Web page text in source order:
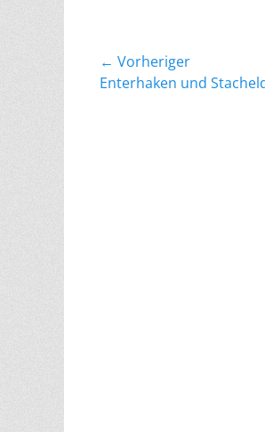
← Vorheriger
Vorheriger
Enterhaken und